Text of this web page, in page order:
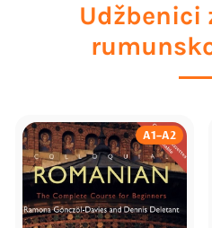
Udžbenici
A1–A2